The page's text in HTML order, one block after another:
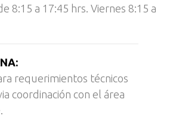
8:15 a 17:45 hrs. Viernes 8:15 a
requerimientos técnicos
coordinación con el área